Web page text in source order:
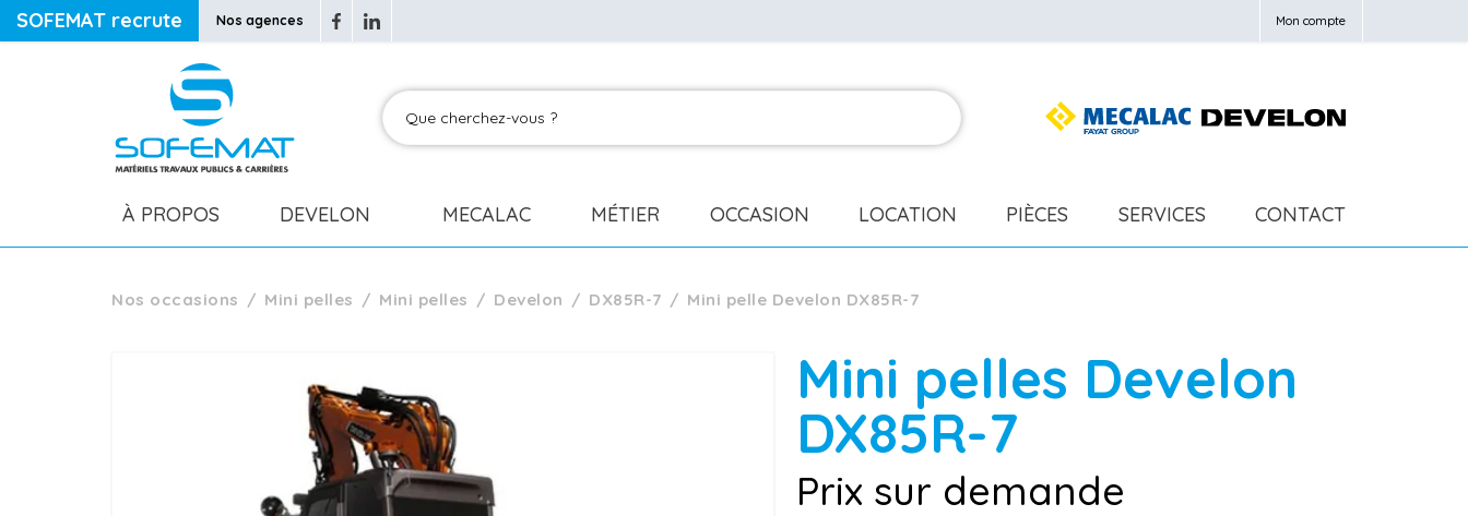
SOFEMAT recrute Nos agences Mon compte
À PROPOS DEVELON MECALAC MÉTIER OCCASION LOCATION PIÈCES SERVICES CONTACT
Nos occasions Mini pelles Mini pelles Develon DX85R-7 Mini pelle Develon DX85R-7
Mini pelles Develon
DX85R-7
Prix sur demande